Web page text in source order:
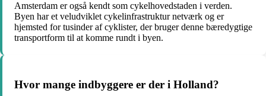
Amsterdam er også kendt som cykelhovedstaden i verden.
Byen har et veludviklet cykelinfrastruktur netværk og er
hjemsted for tusinder af cyklister, der bruger denne bæredygtige
transportform til at komme rundt i byen.
Hvor mange indbyggere er der i Holland?